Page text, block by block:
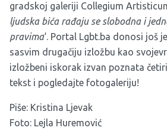
gradskoj galeriji Collegium
ljudska bića rađaju se slobodna i
pravima‘. Portal Lgbt.ba donosi još
sasvim drugačiju izložbu kao
izložbeni iskorak izvan poznata
tekst i pogledajte fotogaleriju!
Piše: Kristina Ljevak
Foto: Lejla Huremović